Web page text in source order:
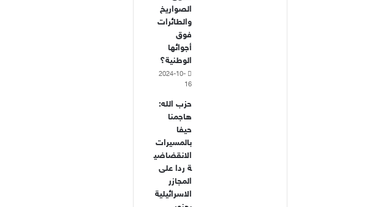
الصواريخ
والطائرات
فوق
أجوائها
الوطنية؟
2024-10-
16
حزب الله:
هاجمنا
حيفا
بالمسيرات
الانقضاضي
ة ردا على
المجازر
الاسرائيلية